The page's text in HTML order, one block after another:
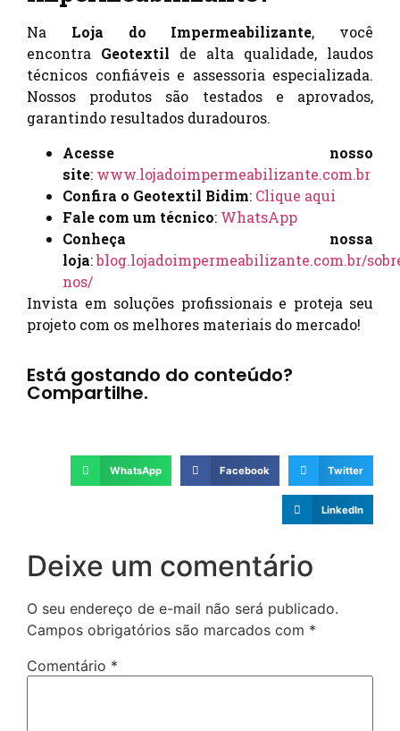
Na Loja do Impermeabilizante, você
encontra Geotextil de alta qualidade, laudos
técnicos confiáveis e assessoria especializada.
Nossos produtos são testados e aprovados,
garantindo resultados duradouros.
Acesse nosso
site: www.lojadoimpermeabilizante.com.br
Confira o Geotextil Bidim: Clique aqui
Fale com um técnico: WhatsApp
Conheça nossa
loja:blog.lojadoimpermeabilizante.com.br/
nos/
Invista em soluções profissionais e proteja seu
projeto com os melhores materiais do mercado!
Está gostando do conteúdo?
Compartilhe.
WhatsApp Facebook Twitter
LinkedIn
Deixe um comentário
O seu endereço de e-mail não será publicado.
Campos obrigatórios são marcados com *
Comentário *